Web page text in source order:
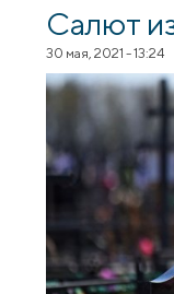
Салют
30 мая, 2021 - 13:24